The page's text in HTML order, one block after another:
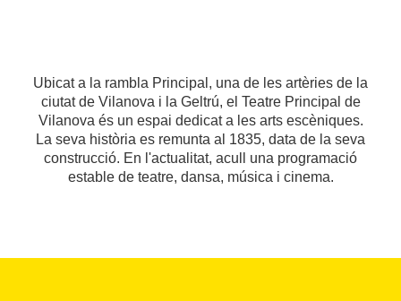
Ubicat a la rambla Principal, una de les artèries de la
ciutat de Vilanova i la Geltrú, el Teatre Principal de
Vilanova és un espai dedicat a les arts escèniques.
La seva història es remunta al 1835, data de la seva
construcció. En l'actualitat, acull una programació
estable de teatre, dansa, música i cinema.